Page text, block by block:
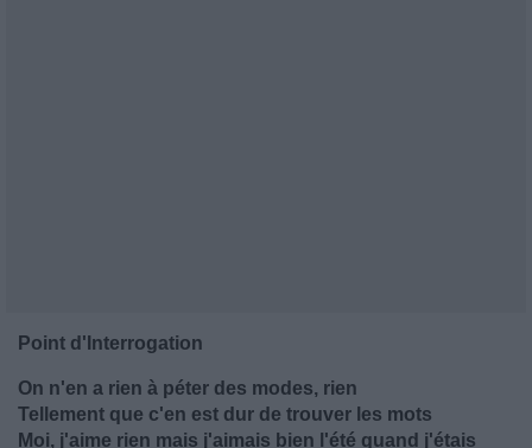
Point d'Interrogation
On n'en a rien à péter des modes, rien
Tellement que c'en est dur de trouver les mots
Moi, j'aime rien mais j'aimais bien l'été quand j'étais